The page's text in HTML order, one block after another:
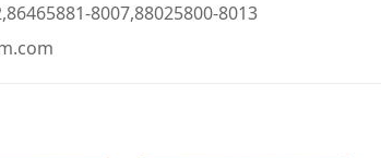
8007,88025800-8013